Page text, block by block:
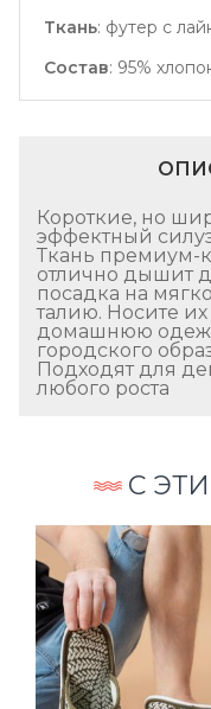
Ткань: футер с
Состав: 95%
Короткие, но
эффектный
Ткань премиум-
отлично дышит
посадка на
талию. Носите
домашнюю
городского
Подходят для
любого роста
С